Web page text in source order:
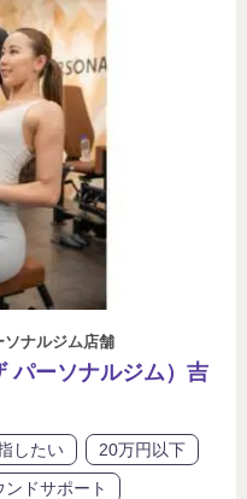
ナルジム店舗
パーソナルジム）吉
したい
20万円以下
ンドサポート